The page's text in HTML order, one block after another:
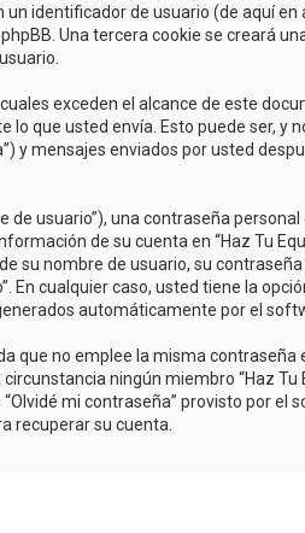
identificador de usuario (de aquí en
Una tercera cookie se creará
exceden el alcance de este
que usted envía. Esto puede ser, y
y mensajes enviados por usted
usuario”), una contraseña
de su cuenta en “Haz Tu
su nombre de usuario, su
En cualquier caso, usted tiene la
automáticamente por el
que no emplee la misma
ningún miembro “Haz Tu
mi contraseña” provisto por el
recuperar su cuenta.